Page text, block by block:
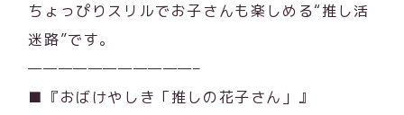
ちょっぴりスリルでお子さんも楽しめる“推し活
迷路”です。
———————————–
■『おばけやしき「推しの花子さん」』